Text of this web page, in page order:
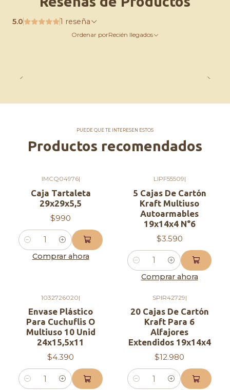
5.0 1 reseña
Ordenar porRecién llegados
PUEDE QUE TE INTERESEN ESTOS
Productos recomendados
IMCQ04976|
Caja Tartaleta
29x29x5,5
$990
Cantidad
Comprar ahora
LIPF55509|
5 Cajas De Cartón
Kraft Multiuso
Autoarmables
19x14x4 N°6
$3.590
Cantidad
Comprar ahora
1032726020|
Envase Plástico
Para Cuchuflis O
Multiuso 10 Unid
24x15,5x11
$4.390
Cantidad
SPIR42729|
20 Cajas De Cartón
Kraft Para 6
Alfajores
Extendidos 19x14x4
$12.980
Cantidad